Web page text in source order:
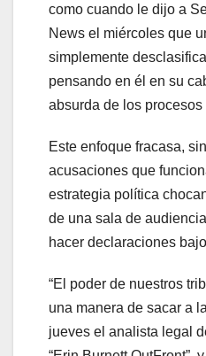
como cuando le dijo a
News el miércoles que
simplemente
pensando en él en su
absurda de los
Este enfoque fracasa,
acusaciones que
estrategia política
de una sala de
hacer declaraciones
“El poder de nuestros
una manera de sacar a
jueves el analista legal